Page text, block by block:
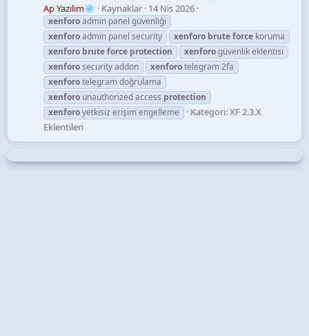
Ap Yazılım Kaynaklar 14 Nis 2026
xenforoadmin panel güvenliği
xenforoadmin panel security xenforo bruteforce koruma
xenforo bruteforce protection xenforogüvenlik eklentisi
xenforosecurity addon xenforotelegram 2fa
xenforotelegram doğrulama
xenforo unauthorized access protection
xenforoyetkisiz erişim engelleme Kategori:XF 2.3.X
Eklentileri